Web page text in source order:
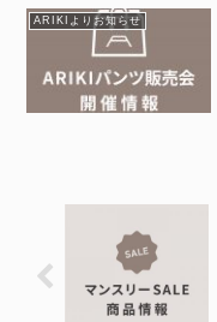
ARIKIよりお知らせ